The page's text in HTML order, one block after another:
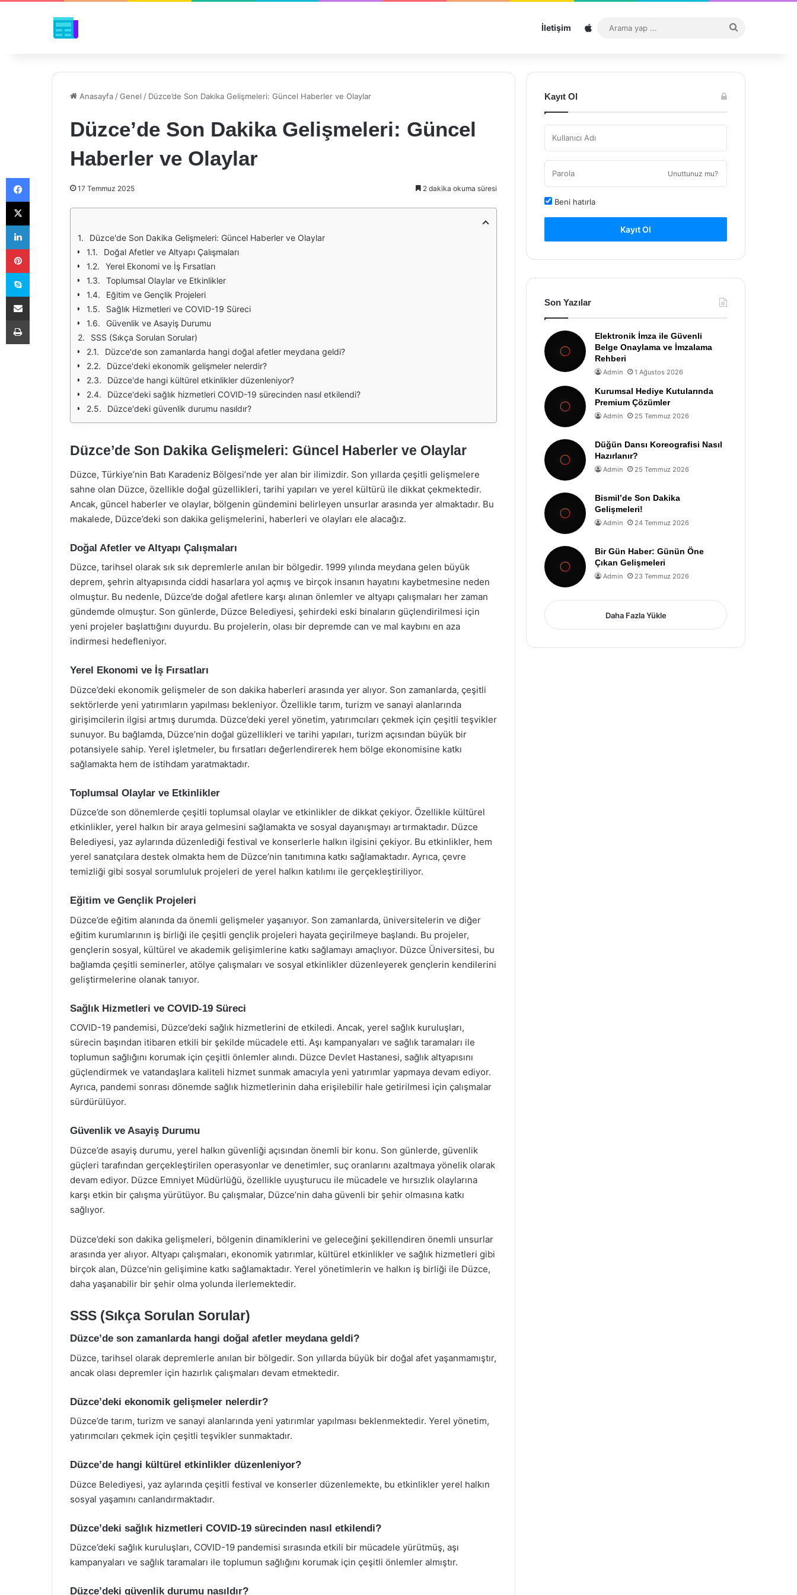
İletişim Sitemap
...
Anasayfa /Genel / Düzce’de Son Dakika Gelişmeleri: Güncel Haberler ve Olaylar
Düzce’de Son Dakika Gelişmeleri: Güncel
Haberler ve Olaylar
17 Temmuz 2025 2 dakika okuma süresi
Düzce'de Son Dakika Gelişmeleri: Güncel Haberler ve Olaylar
Doğal Afetler ve Altyapı Çalışmaları
Yerel Ekonomi ve İş Fırsatları
Toplumsal Olaylar ve Etkinlikler
Eğitim ve Gençlik Projeleri
Sağlık Hizmetleri ve COVID-19 Süreci
Güvenlik ve Asayiş Durumu
SSS (Sıkça Sorulan Sorular)
Düzce'de son zamanlarda hangi doğal afetler meydana geldi?
Düzce'deki ekonomik gelişmeler nelerdir?
Düzce'de hangi kültürel etkinlikler düzenleniyor?
Düzce'deki sağlık hizmetleri COVID-19 sürecinden nasıl etkilendi?
Düzce'deki güvenlik durumu nasıldır?
Düzce’de Son Dakika Gelişmeleri: Güncel Haberler ve Olaylar
Düzce, Türkiye’nin Batı Karadeniz Bölgesi’nde yer alan bir ilimizdir. Son yıllarda çeşitli gelişmelere
sahne olan Düzce, özellikle doğal güzellikleri, tarihi yapıları ve yerel kültürü ile dikkat çekmektedir.
Ancak, güncel haberler ve olaylar, bölgenin gündemini belirleyen unsurlar arasında yer almaktadır. Bu
makalede, Düzce’deki son dakika gelişmelerini, haberleri ve olayları ele alacağız.
Doğal Afetler ve Altyapı Çalışmaları
Düzce, tarihsel olarak sık sık depremlerle anılan bir bölgedir. 1999 yılında meydana gelen büyük
deprem, şehrin altyapısında ciddi hasarlara yol açmış ve birçok insanın hayatını kaybetmesine neden
olmuştur. Bu nedenle, Düzce’de doğal afetlere karşı alınan önlemler ve altyapı çalışmaları her zaman
gündemde olmuştur. Son günlerde, Düzce Belediyesi, şehirdeki eski binaların güçlendirilmesi için
yeni projeler başlattığını duyurdu. Bu projelerin, olası bir depremde can ve mal kaybını en aza
indirmesi hedefleniyor.
Yerel Ekonomi ve İş Fırsatları
Düzce’deki ekonomik gelişmeler de son dakika haberleri arasında yer alıyor. Son zamanlarda, çeşitli
sektörlerde yeni yatırımların yapılması bekleniyor. Özellikle tarım, turizm ve sanayi alanlarında
girişimcilerin ilgisi artmış durumda. Düzce’deki yerel yönetim, yatırımcıları çekmek için çeşitli teşvikler
sunuyor. Bu bağlamda, Düzce’nin doğal güzellikleri ve tarihi yapıları, turizm açısından büyük bir
potansiyele sahip. Yerel işletmeler, bu fırsatları değerlendirerek hem bölge ekonomisine katkı
sağlamakta hem de istihdam yaratmaktadır.
Toplumsal Olaylar ve Etkinlikler
Düzce’de son dönemlerde çeşitli toplumsal olaylar ve etkinlikler de dikkat çekiyor. Özellikle kültürel
etkinlikler, yerel halkın bir araya gelmesini sağlamakta ve sosyal dayanışmayı artırmaktadır. Düzce
Belediyesi, yaz aylarında düzenlediği festival ve konserlerle halkın ilgisini çekiyor. Bu etkinlikler, hem
yerel sanatçılara destek olmakta hem de Düzce’nin tanıtımına katkı sağlamaktadır. Ayrıca, çevre
temizliği gibi sosyal sorumluluk projeleri de yerel halkın katılımı ile gerçekleştiriliyor.
Eğitim ve Gençlik Projeleri
Düzce’de eğitim alanında da önemli gelişmeler yaşanıyor. Son zamanlarda, üniversitelerin ve diğer
eğitim kurumlarının iş birliği ile çeşitli gençlik projeleri hayata geçirilmeye başlandı. Bu projeler,
gençlerin sosyal, kültürel ve akademik gelişimlerine katkı sağlamayı amaçlıyor. Düzce Üniversitesi, bu
bağlamda çeşitli seminerler, atölye çalışmaları ve sosyal etkinlikler düzenleyerek gençlerin kendilerini
geliştirmelerine olanak tanıyor.
Sağlık Hizmetleri ve COVID-19 Süreci
COVID-19 pandemisi, Düzce’deki sağlık hizmetlerini de etkiledi. Ancak, yerel sağlık kuruluşları,
sürecin başından itibaren etkili bir şekilde mücadele etti. Aşı kampanyaları ve sağlık taramaları ile
toplumun sağlığını korumak için çeşitli önlemler alındı. Düzce Devlet Hastanesi, sağlık altyapısını
güçlendirmek ve vatandaşlara kaliteli hizmet sunmak amacıyla yeni yatırımlar yapmaya devam ediyor.
Ayrıca, pandemi sonrası dönemde sağlık hizmetlerinin daha erişilebilir hale getirilmesi için çalışmalar
sürdürülüyor.
Güvenlik ve Asayiş Durumu
Düzce’de asayiş durumu, yerel halkın güvenliği açısından önemli bir konu. Son günlerde, güvenlik
güçleri tarafından gerçekleştirilen operasyonlar ve denetimler, suç oranlarını azaltmaya yönelik olarak
devam ediyor. Düzce Emniyet Müdürlüğü, özellikle uyuşturucu ile mücadele ve hırsızlık olaylarına
karşı etkin bir çalışma yürütüyor. Bu çalışmalar, Düzce’nin daha güvenli bir şehir olmasına katkı
sağlıyor.
Düzce’deki son dakika gelişmeleri, bölgenin dinamiklerini ve geleceğini şekillendiren önemli unsurlar
arasında yer alıyor. Altyapı çalışmaları, ekonomik yatırımlar, kültürel etkinlikler ve sağlık hizmetleri gibi
birçok alan, Düzce’nin gelişimine katkı sağlamaktadır. Yerel yönetimlerin ve halkın iş birliği ile Düzce,
daha yaşanabilir bir şehir olma yolunda ilerlemektedir.
SSS (Sıkça Sorulan Sorular)
Düzce’de son zamanlarda hangi doğal afetler meydana geldi?
Düzce, tarihsel olarak depremlerle anılan bir bölgedir. Son yıllarda büyük bir doğal afet yaşanmamıştır,
ancak olası depremler için hazırlık çalışmaları devam etmektedir.
Düzce’deki ekonomik gelişmeler nelerdir?
Düzce’de tarım, turizm ve sanayi alanlarında yeni yatırımlar yapılması beklenmektedir. Yerel yönetim,
yatırımcıları çekmek için çeşitli teşvikler sunmaktadır.
Düzce’de hangi kültürel etkinlikler düzenleniyor?
Düzce Belediyesi, yaz aylarında çeşitli festival ve konserler düzenlemekte, bu etkinlikler yerel halkın
sosyal yaşamını canlandırmaktadır.
Düzce’deki sağlık hizmetleri COVID-19 sürecinden nasıl etkilendi?
Düzce’deki sağlık kuruluşları, COVID-19 pandemisi sırasında etkili bir mücadele yürütmüş, aşı
kampanyaları ve sağlık taramaları ile toplumun sağlığını korumak için çeşitli önlemler almıştır.
Düzce’deki güvenlik durumu nasıldır?
Kayıt Ol
Unuttunuz mu?
Beni hatırla
Kayıt Ol
Son Yazılar
Elektronik İmza ile Güvenli
Belge Onaylama ve İmzalama
Rehberi
Admin 1 Ağustos 2026
Kurumsal Hediye Kutularında
Premium Çözümler
Admin 25 Temmuz 2026
Düğün Dansı Koreografisi Nasıl
Hazırlanır?
Admin 25 Temmuz 2026
Bismil’de Son Dakika
Gelişmeleri!
Admin 24 Temmuz 2026
Bir Gün Haber: Günün Öne
Çıkan Gelişmeleri
Admin 23 Temmuz 2026
Daha Fazla Yükle
Facebook
X
LinkedIn
Pinterest
Skype
E-Posta ile paylaş